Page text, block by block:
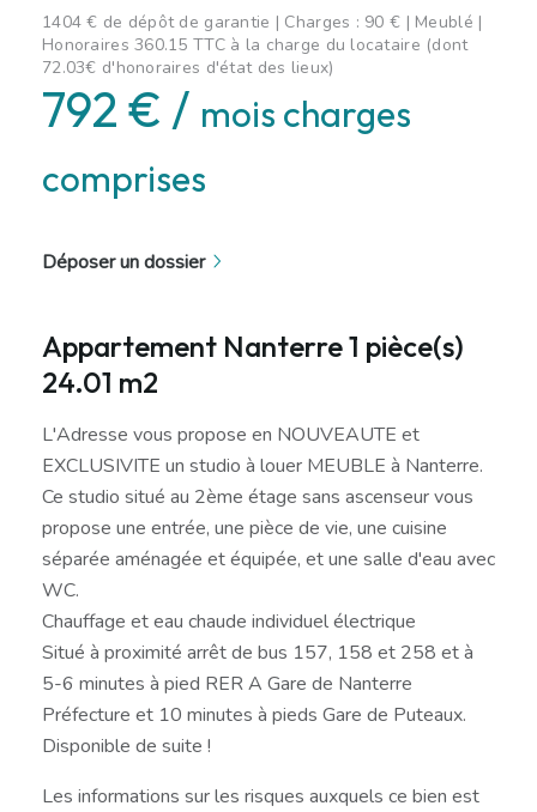
1404 € de dépôt de garantie | Charges : 90 € | Meublé |
Honoraires 360.15 TTC à la charge du locataire (dont
72.03€ d'honoraires d'état des lieux)
792 € / mois charges
comprises
Déposer un dossier
Appartement Nanterre 1 pièce(s)
24.01 m2
L'Adresse vous propose en NOUVEAUTE et
EXCLUSIVITE un studio à louer MEUBLE à Nanterre.
Ce studio situé au 2ème étage sans ascenseur vous
propose une entrée, une pièce de vie, une cuisine
séparée aménagée et équipée, et une salle d'eau avec
WC.
Chauffage et eau chaude individuel électrique
Situé à proximité arrêt de bus 157, 158 et 258 et à
5-6 minutes à pied RER A Gare de Nanterre
Préfecture et 10 minutes à pieds Gare de Puteaux.
Disponible de suite !
Les informations sur les risques auxquels ce bien est